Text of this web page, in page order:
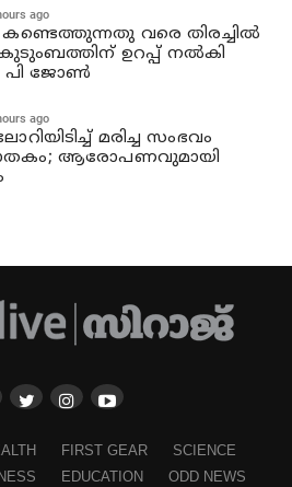
ago
കണ്ടെത്തുന്നതു വരെ തിരച്ചില്‍
ഉറപ്പ് നല്‍കി
പി ജോണ്‍
ago
മരിച്ച സംഭവം
ആരോപണവുമായി
FIRST GEAR
SCIENCE
EDUCATION ODD NEWS